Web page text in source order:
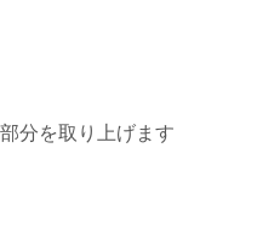
分を取り上げます